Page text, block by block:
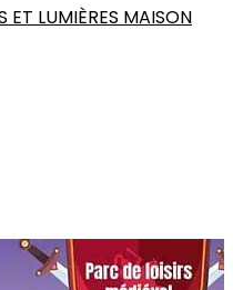
ET LUMIÈRES MAISON